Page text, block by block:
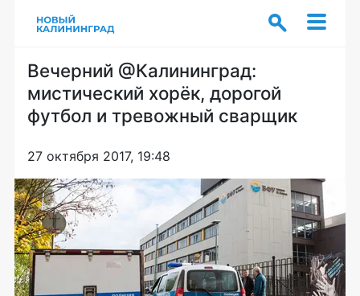
Вечерний @Калининград:
мистический хорёк, дорогой
футбол и тревожный сварщик
27 октября 2017, 19:48